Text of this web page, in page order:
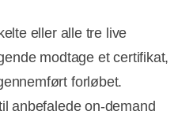
eller alle tre live
modtage et certifikat,
forløbet.
anbefalede on-demand